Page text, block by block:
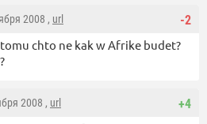
-2
2008 , url
chto ne kak w Afrike budet?
+4
2008 , url